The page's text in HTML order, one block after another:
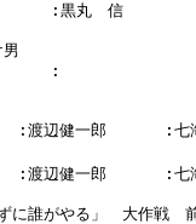
:黒丸　信
:
渡辺健一郎      :七
:渡辺健一郎      :七
誰がやる」　大作戦　